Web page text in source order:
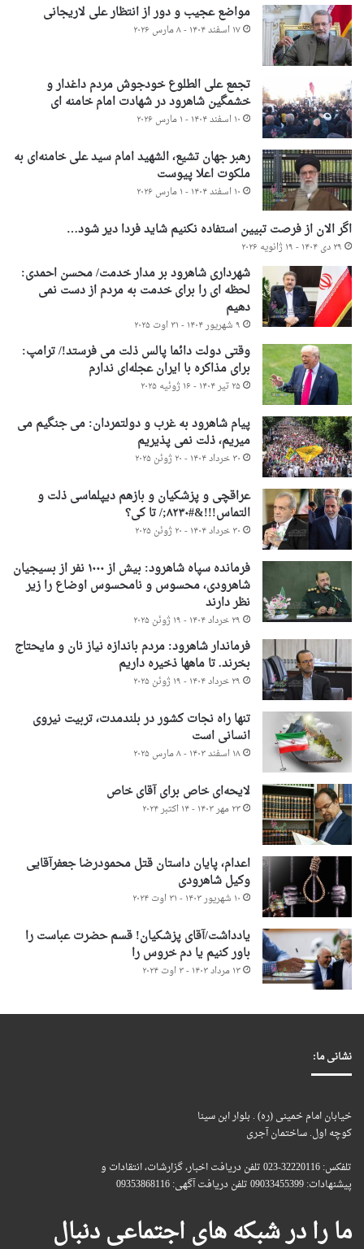
مواضع عجیب و دور از انتظار علی لاریجانی
۱۷ اسفند ۱۴۰۴ - ۸ مارس ۲۰۲۶
تجمع علی الطلوع خودجوش مردم داغدار و
خشمگین شاهرود در شهادت امام خامنه ای
۱۰ اسفند ۱۴۰۴ - ۱ مارس ۲۰۲۶
رهبر جهان تشیع، الشهید امام سید علی خامنه‌ای به
ملکوت اعلا پیوست
۱۰ اسفند ۱۴۰۴ - ۱ مارس ۲۰۲۶
اگر الان از فرصت تبیین استفاده نکنیم شاید فردا دیر شود…
۲۹ دی ۱۴۰۴ - ۱۹ ژانویه ۲۰۲۶
شهرداری شاهرود بر مدار خدمت/ محسن احمدی:
لحظه ای را برای خدمت به مردم از دست نمی
دهیم
۹ شهریور ۱۴۰۴ - ۳۱ اوت ۲۰۲۵
وقتی دولت دائما پالس ذلت می فرستد!/ ترامپ:
برای مذاکره با ایران عجله‌ای ندارم
۲۵ تیر ۱۴۰۴ - ۱۶ ژوئیه ۲۰۲۵
پیام شاهرود به غرب و دولتمردان: می جنگیم می
میریم، ذلت نمی پذیریم
۳۰ خرداد ۱۴۰۴ - ۲۰ ژوئن ۲۰۲۵
عراقچی و پزشکیان و بازهم دیپلماسی ذلت و
التماس!!!&#۸۲۳۰;/ تا کی؟
۳۰ خرداد ۱۴۰۴ - ۲۰ ژوئن ۲۰۲۵
فرمانده سپاه شاهرود: بیش از ۱۰۰۰ نفر از بسیجیان
شاهرودی، محسوس و نامحسوس اوضاع را زیر
نظر دارند
۲۹ خرداد ۱۴۰۴ - ۱۹ ژوئن ۲۰۲۵
فرماندار شاهرود: مردم باندازه نیاز نان و مایحتاج
بخرند. تا ماهها ذخیره داریم
۲۹ خرداد ۱۴۰۴ - ۱۹ ژوئن ۲۰۲۵
تنها راه نجات کشور در بلندمدت، تربیت نیروی
انسانی است
۱۸ اسفند ۱۴۰۳ - ۸ مارس ۲۰۲۵
لایحه‌ای خاص برای آقای خاص
۲۳ مهر ۱۴۰۳ - ۱۴ اکتبر ۲۰۲۴
اعدام، پایان داستان قتل محمودرضا جعفرآقایی
وکیل شاهرودی
۱۰ شهریور ۱۴۰۳ - ۳۱ اوت ۲۰۲۴
یادداشت/آقای پزشکیان! قسم حضرت عباست را
باور کنیم یا دم خروس را
۱۳ مرداد ۱۴۰۳ - ۳ اوت ۲۰۲۴
نشانی ما:
خیابان امام خمینی (ره) . بلوار ابن سینا
کوچه اول. ساختمان آجری
تلفکس: 32220116-023 تلفن دریافت اخبار، گزارشات، انتقادات و
پیشنهادات: 09033455399 تلفن دریافت آگهی: 09353868116
ما را در شبکه های اجتماعی دنبال